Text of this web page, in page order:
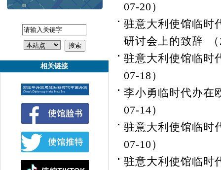
相关链接
07-20）
驻意大利使馆临时
研讨会上的致辞
驻意大利使馆临时
07-18）
李小勇临时代办在
07-14）
驻意大利使馆临时
07-10）
驻意大利使馆临时